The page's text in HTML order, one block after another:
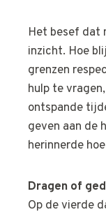
Het besef dat
inzicht. Hoe
grenzen
hulp te
ontspande
geven aan de
herinnerde
Dragen of
Op de vierde